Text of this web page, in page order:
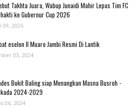
Takhta Juara, Wabup Junaidi Mahir Lepas Tim FC
ke Gubernur Cup 2026
09, 2026
eselon II Muaro Jambi Resmi Di Lantik
03, 2024
Bukit Baling siap Menangkan Masna Busroh -
2024-2029
06, 2024